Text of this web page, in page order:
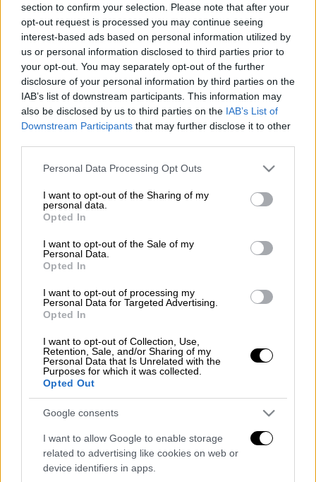
section to confirm your selection. Please note that after your
opt-out request is processed you may continue seeing
interest-based ads based on personal information utilized by
us or personal information disclosed to third parties prior to
your opt-out. You may separately opt-out of the further
disclosure of your personal information by third parties on the
IAB’s list of downstream participants. This information may
also be disclosed by us to third parties on the IAB’s List of
Downstream Participants that may further disclose it to other
Please note that this website/app uses one or more Google
not limited to your visit or usage behaviour. You may click to
grant or deny consent to Google and its third-party tags to
use your data for below specified purposes in below Google
consent section.
Personal Data Processing Opt Outs
I want to opt-out of the Sharing of my
personal data.
Opted In
I want to opt-out of the Sale of my
Personal Data.
Opted In
I want to opt-out of processing my
Personal Data for Targeted Advertising.
Opted In
I want to opt-out of Collection, Use,
Retention, Sale, and/or Sharing of my
Personal Data that Is Unrelated with the
Purposes for which it was collected.
Opted Out
Google consents
I want to allow Google to enable storage
related to advertising like cookies on web or
device identifiers in apps.
Προσθέστε το ΕΘΝΟΣ στη Google
Σενευροχειρουργική επέμβασηστο
Νοσοκομείο Παπαγεωργίου υποβλήθηκε το
9χρονο αγόριπου έπεσε χθες (05/08) -κάτω
από αδιευκρίνιστες μέχρι στιγμής συνθήκες-
πρώτου ορόφου
πτώσης,έφερε αιμάτωμα στο κεφάλι, αλλά
κάταγμα στο δεξί χέρι
ΔΙΑΒΑΣΤΕ ΕΠΙΣΗΣ
Ελλάδα|05.08.2025 14:17
Σοβαρό τροχαίο στη Θεσσαλονίκη:
κρέμεται η ρόδα στην αέρα – Δείτε
φωτογραφία
Ελλάδα|06.08.2025 09:09
Στο νοσοκομείο 8χρονο παιδί που
έπεσε από μπαλκόνι στη
Θεσσαλονίκη - Φέρει σοβαρά